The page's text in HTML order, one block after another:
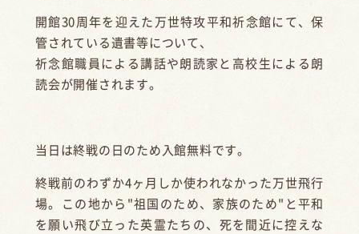
開館30周年を迎えた万世特攻平和祈念館にて、保
管されている遺書等について、
祈念館職員による講話や朗読家と高校生による朗
読会が開催されます。
当日は終戦の日のため入館無料です。
終戦前のわずか4ヶ月しか使われなかった万世飛行
場。この地から"祖国のため、家族のため"と平和
を願い飛び立った英霊たちの、死を間近に控えな